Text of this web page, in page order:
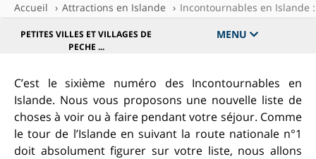
Accueil Attractions en Islande Incontournables en Islande
PETITES VILLES ET VILLAGES DE
PECHE ...
MENU
C’est le sixième numéro des Incontournables en
Islande. Nous vous proposons une nouvelle liste de
choses à voir ou à faire pendant votre séjour. Comme
le tour de l’Islande en suivant la route nationale n°1
doit absolument figurer sur votre liste, nous allons